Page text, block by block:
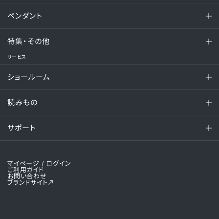
ペンダント
特集・その他
サービス
ショールーム
読みもの
サポート
マイページ / ログイン
ご利用ガイド
お問い合わせ
ブランドサイト